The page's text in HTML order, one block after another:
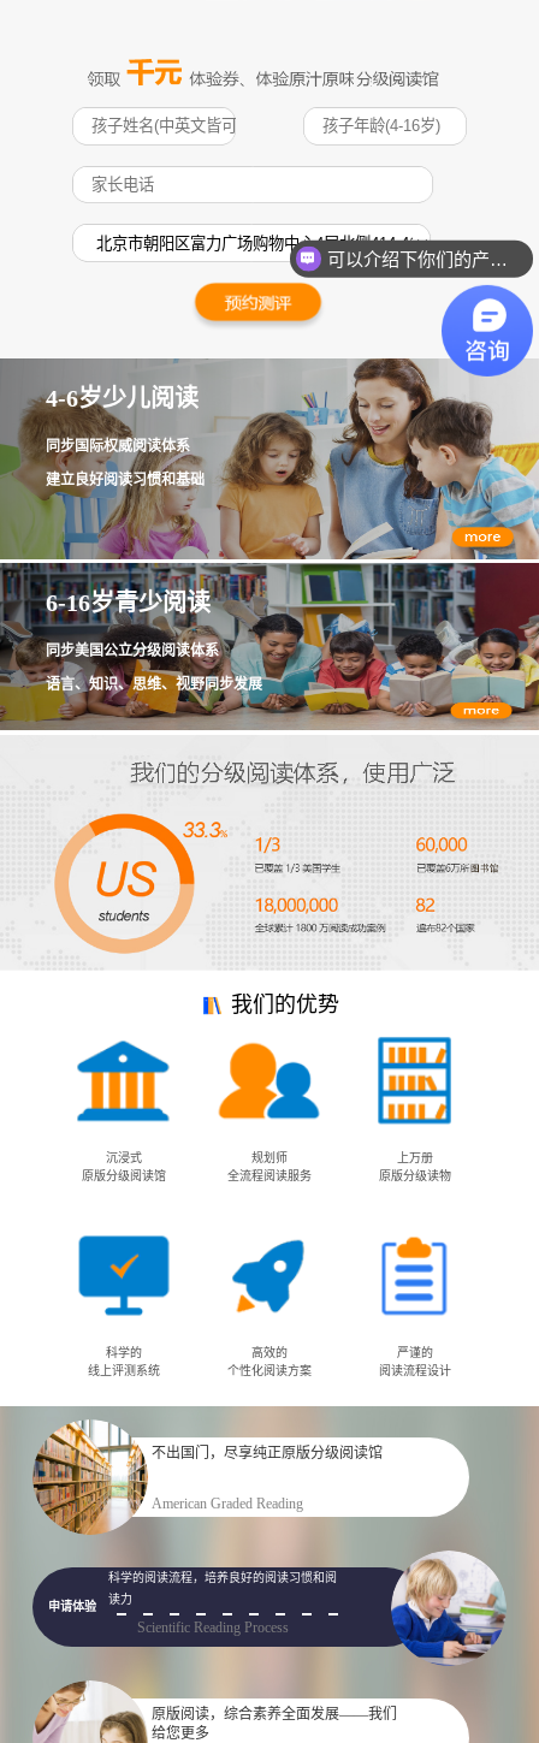
4-6岁少儿阅读
同步国际权威阅读体系
建立良好阅读习惯和基础
6-16岁青少阅读
同步美国公立分级阅读体系
语言、知识、思维、视野同步发展
我们的优势
沉浸式
原版分级阅读馆
规划师
全流程阅读服务
上万册
原版分级读物
科学的
线上评测系统
高效的
个性化阅读方案
严谨的
阅读流程设计
不出国门，尽享纯正原版分级阅读馆
American Graded Reading
科学的阅读流程，培养良好的阅读习惯和阅
读力
Scientific Reading Process
申请体验
原版阅读，综合素养全面发展——我们
给您更多